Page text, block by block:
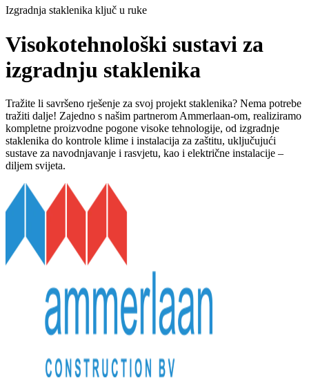
Izgradnja staklenika ključ u ruke
Visokotehnološki sustavi za
izgradnju staklenika
Tražite li savršeno rješenje za svoj projekt staklenika? Nema potrebe
tražiti dalje! Zajedno s našim partnerom Ammerlaan-om, realiziramo
kompletne proizvodne pogone visoke tehnologije, od izgradnje
staklenika do kontrole klime i instalacija za zaštitu, uključujući
sustave za navodnjavanje i rasvjetu, kao i električne instalacije –
diljem svijeta.